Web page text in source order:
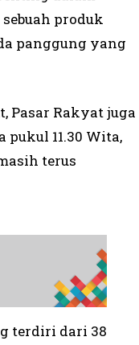
produk
panggung yang
Pasar Rakyat juga
11.30 Wita,
terus
terdiri dari 38